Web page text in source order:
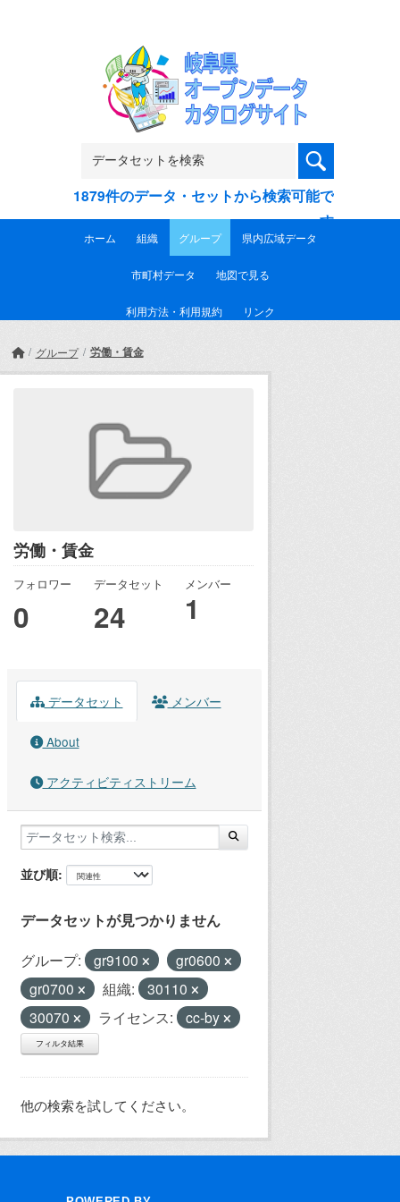
1879件のデータ・セットから検索可能で
す
ホーム 組織 グループ 県内広域データ
市町村データ 地図で見る
利用方法・利用規約 リンク
グループ 労働・賃金
労働・賃金
フォロワー
0
データセット
24
メンバー
1
データセット メンバー
About
アクティビティストリーム
並び順
データセットが見つかりません
グループ: gr9100
gr0600
gr0700
組織:
30110
30070
ライセンス: cc-by
フィルタ結果
他の検索を試してください。